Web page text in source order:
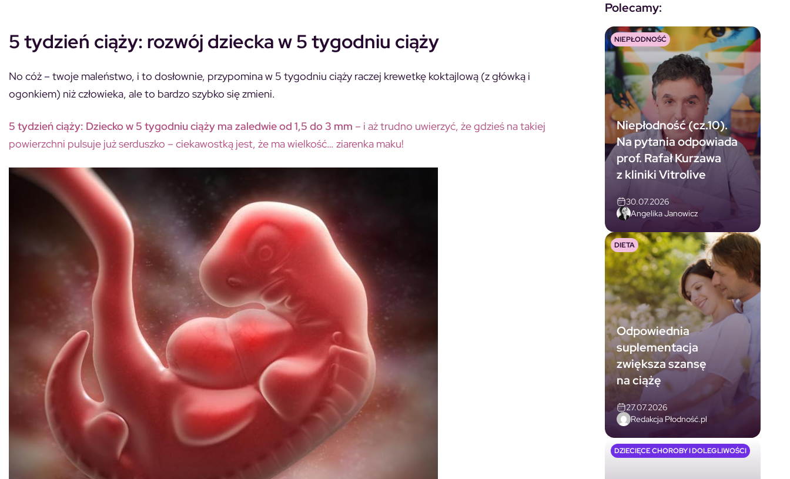
5 tydzień ciąży: rozwój dziecka w 5 tygodniu ciąży
No cóż – twoje maleństwo, i to dosłownie, przypomina w 5 tygodniu ciąży raczej krewetkę koktajlową (z główką i
ogonkiem) niż człowieka, ale to bardzo szybko się zmieni.
5 tydzień ciąży: Dziecko w 5 tygodniu ciąży ma zaledwie od 1,5 do 3 mm – i aż trudno uwierzyć, że gdzieś na takiej
powierzchni pulsuje już serduszko – ciekawostką jest, że ma wielkość… ziarenka maku!
Polecamy:
Niepłodność (cz.10).
Na pytania odpowiada
prof. Rafał Kurzawa
z kliniki Vitrolive
30.07.2026
Angelika Janowicz
NIEPŁODNOŚĆ
Odpowiednia
suplementacja
zwiększa szansę
na ciążę
27.07.2026
Redakcja Płodność.pl
DIETA
DZIECIĘCE CHOROBY I DOLEGLIWOŚCI